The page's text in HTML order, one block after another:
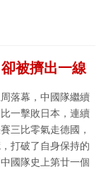
被擠出一線
落幕，中國隊繼續
一擊敗日本，連續
三比零氣走德國，
打破了自身保持的
國隊史上第廿一個